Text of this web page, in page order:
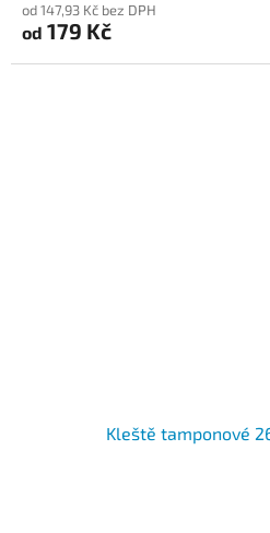
od 147,93 Kč bez DPH
od 179 Kč
Kleště tamponové